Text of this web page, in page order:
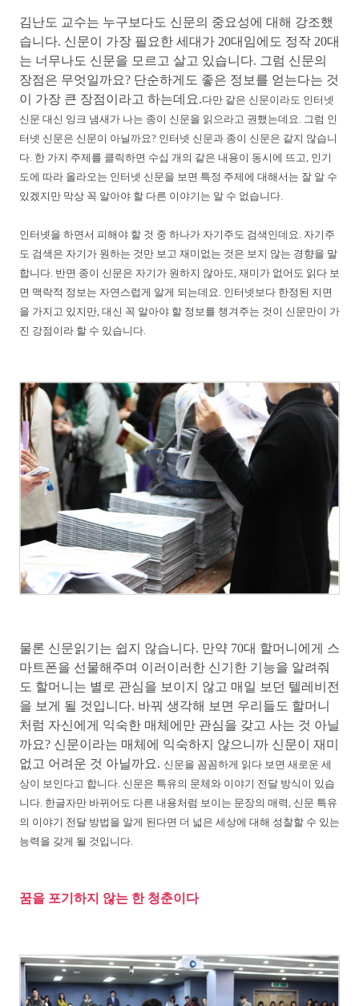
김난도 교수는 누구보다도 신문의 중요성에 대해 강조했
습니다. 신문이 가장 필요한 세대가 20대임에도 정작 20대
는 너무나도 신문을 모르고 살고 있습니다. 그럼 신문의
장점은 무엇일까요? 단순하게도 좋은 정보를 얻는다는 것
이 가장 큰 장점이라고 하는데요.다만 같은 신문이라도 인터넷
신문 대신 잉크 냄새가 나는 종이 신문을 읽으라고 권했는데요. 그럼 인
터넷 신문은 신문이 아닐까요? 인터넷 신문과 종이 신문은 같지 않습니
다. 한 가지 주제를 클릭하면 수십 개의 같은 내용이 동시에 뜨고, 인기
도에 따라 올라오는 인터넷 신문을 보면 특정 주제에 대해서는 잘 알 수
있겠지만 막상 꼭 알아야 할 다른 이야기는 알 수 없습니다.
인터넷을 하면서 피해야 할 것 중 하나가 자기주도 검색인데요. 자기주
도 검색은 자기가 원하는 것만 보고 재미없는 것은 보지 않는 경향을 말
합니다. 반면 종이 신문은 자기가 원하지 않아도, 재미가 없어도 읽다 보
면 맥락적 정보는 자연스럽게 알게 되는데요. 인터넷보다 한정된 지면
을 가지고 있지만, 대신 꼭 알아야 할 정보를 챙겨주는 것이 신문만이 가
진 강점이라 할 수 있습니다.
물론 신문읽기는 쉽지 않습니다. 만약 70대 할머니에게 스
마트폰을 선물해주며 이러이러한 신기한 기능을 알려줘
도 할머니는 별로 관심을 보이지 않고 매일 보던 텔레비전
을 보게 될 것입니다. 바꿔 생각해 보면 우리들도 할머니
처럼 자신에게 익숙한 매체에만 관심을 갖고 사는 것 아닐
까요? 신문이라는 매체에 익숙하지 않으니까 신문이 재미
없고 어려운 것 아닐까요. 신문을 꼼꼼하게 읽다 보면 새로운 세
상이 보인다고 합니다. 신문은 특유의 문체와 이야기 전달 방식이 있습
니다. 한글자만 바뀌어도 다른 내용처럼 보이는 문장의 매력, 신문 특유
의 이야기 전달 방법을 알게 된다면 더 넓은 세상에 대해 성찰할 수 있는
능력을 갖게 될 것입니다.
꿈을 포기하지 않는 한 청춘이다